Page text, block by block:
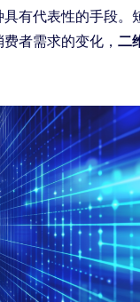
有代表性的手段。
者需求的变化， 二